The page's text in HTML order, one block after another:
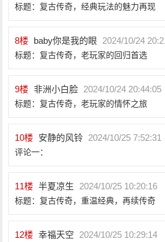
标题：复古传奇，经典玩法的魅力再现
8楼 baby你是我的眼 2024/10/24
标题：复古传奇，老玩家的回归首选
9楼 非洲小白脸 2024/10/24 20:44:05
标题：复古传奇，老玩家的情怀之旅
10楼 安静的风铃 2024/10/25 7:52:31
评论一：
11楼 半夏凉生 2024/10/25 10:20:16
标题：复古传奇，重温经典，再续传奇
12楼 幸福天空 2024/10/25 10:29:14